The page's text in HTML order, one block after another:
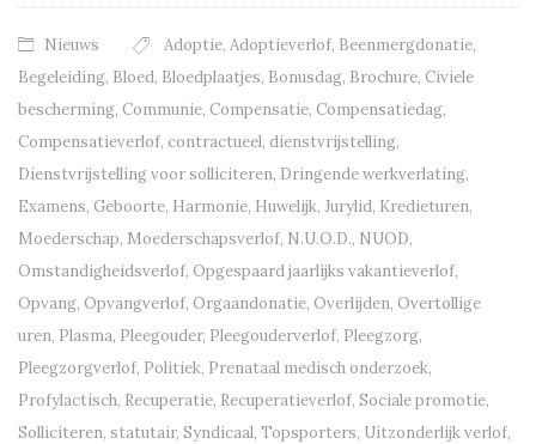
Nieuws Adoptie, Adoptieverlof, Beenmergdonatie,
Begeleiding, Bloed, Bloedplaatjes, Bonusdag, Brochure, Civiele
bescherming, Communie, Compensatie, Compensatiedag,
Compensatieverlof, contractueel, dienstvrijstelling,
Dienstvrijstelling voor solliciteren, Dringende werkverlating,
Examens, Geboorte, Harmonie, Huwelijk, Jurylid, Kredieturen,
Moederschap, Moederschapsverlof, N.U.O.D., NUOD,
Omstandigheidsverlof, Opgespaard jaarlijks vakantieverlof,
Opvang, Opvangverlof, Orgaandonatie, Overlijden, Overtollige
uren, Plasma, Pleegouder, Pleegouderverlof, Pleegzorg,
Pleegzorgverlof, Politiek, Prenataal medisch onderzoek,
Profylactisch, Recuperatie, Recuperatieverlof, Sociale promotie,
Solliciteren, statutair, Syndicaal, Topsporters, Uitzonderlijk verlof,